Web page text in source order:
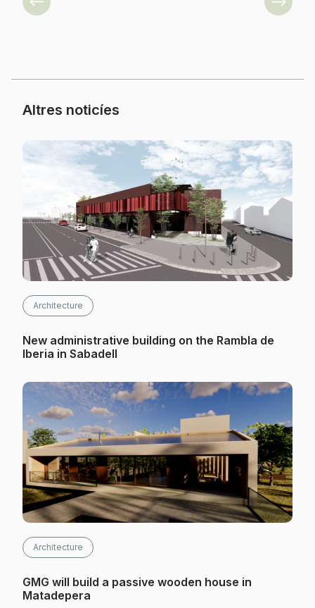
Previous Next
Altres noticíes
Architecture
New administrative building on the Rambla de
Iberia in Sabadell
Architecture
GMG will build a passive wooden house in
Matadepera